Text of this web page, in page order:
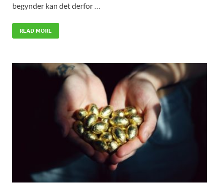
begynder kan det derfor …
READ MORE